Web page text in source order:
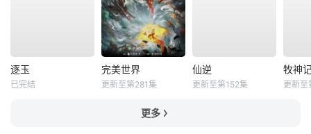
逐玉
已完结
完美世界
更新至第281集
仙逆
更新至第152集
牧神
更新
更多